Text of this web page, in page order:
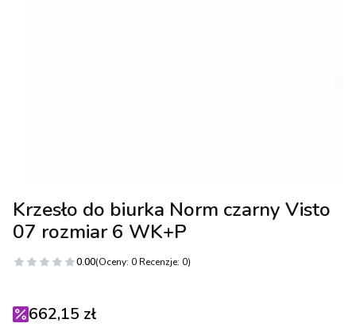
Krzesło do biurka Norm czarny Visto
07 rozmiar 6 WK+P
0.00(Oceny: 0 Recenzje: 0)
662,15 zł